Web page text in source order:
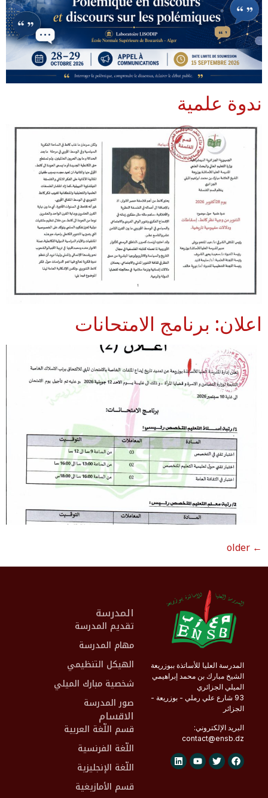
ندوة علمية
اعلان: برنامج الامتحانات
←
المدرسة العليا للأساتذة ببوزريعة
الشيخ مبارك بن محمد إبراهيمي
الميلي الجزائري
93 شارع علي رملي - بوزريعة -
الجزائر
البريد الإلكتروني:
contact@ensb.dz
المدرسة
تقديم المدرسة
مهام المدرسة
الهيكل التنظيمي
شخصية مبارك الميلي
صور المدرسة
الاقسام
قسم اللّغة العربية
اللّغة الفرنسية
اللّغة الإنجليزية
قسم الأمازيغية